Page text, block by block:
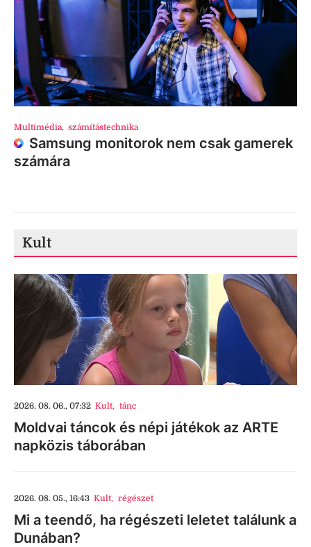
Multimédia, számítástechnika
Samsung monitorok nem csak gamerek
számára
Kult
2026. 08. 06., 07:32 Kult, tánc
Moldvai táncok és népi játékok az ARTE
napközis táborában
2026. 08. 05., 16:43 Kult, régészet
Mi a teendő, ha régészeti leletet találunk a
Dunában?